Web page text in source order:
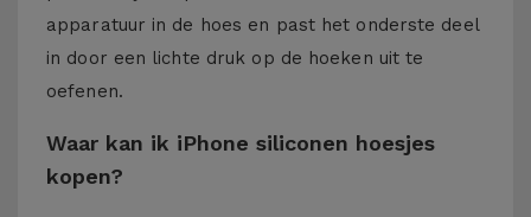
apparatuur in de hoes en past het onderste deel
in door een lichte druk op de hoeken uit te
oefenen.
Waar kan ik iPhone siliconen hoesjes
kopen?